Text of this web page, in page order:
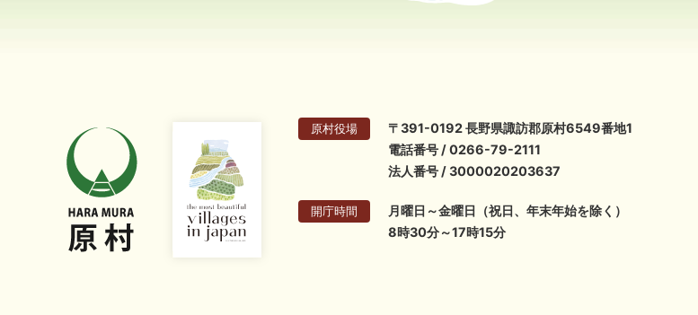
原村役場
〒391-0192 長野県諏訪郡原村6549番地1
電話番号 / 0266-79-2111
法人番号 / 3000020203637
開庁時間
月曜日～金曜日（祝日、年末年始を除く）
8時30分～17時15分